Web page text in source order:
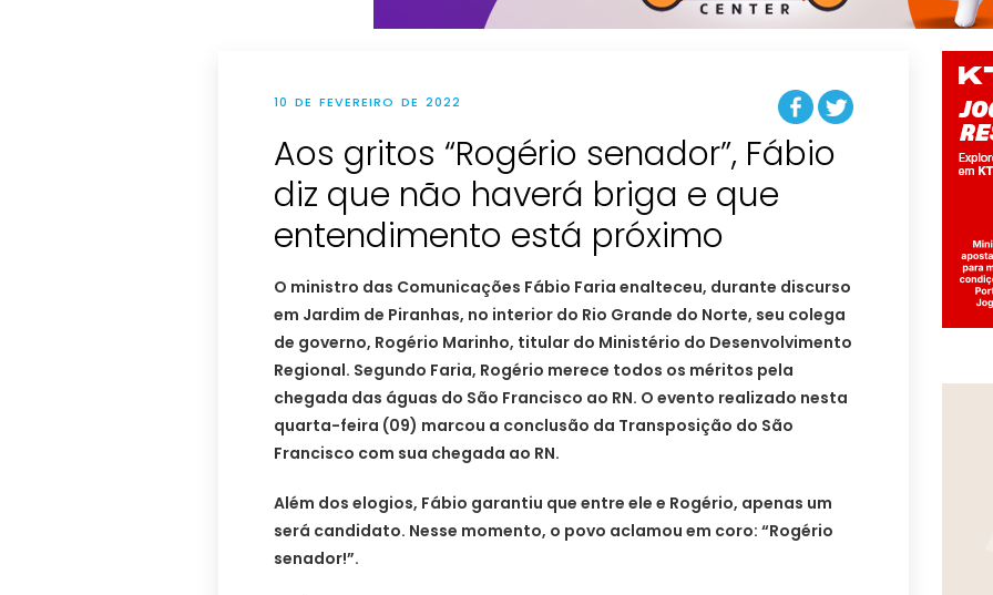
10 DE FEVEREIRO DE 2022
Aos gritos “Rogério senador”, Fábio
diz que não haverá briga e que
entendimento está próximo
O ministro das Comunicações Fábio Faria enalteceu, durante discurso
em Jardim de Piranhas, no interior do Rio Grande do Norte, seu colega
de governo, Rogério Marinho, titular do Ministério do Desenvolvimento
Regional. Segundo Faria, Rogério merece todos os méritos pela
chegada das águas do São Francisco ao RN. O evento realizado nesta
quarta-feira (09) marcou a conclusão da Transposição do São
Francisco com sua chegada ao RN.
Além dos elogios, Fábio garantiu que entre ele e Rogério, apenas um
será candidato. Nesse momento, o povo aclamou em coro: “Rogério
senador!”.